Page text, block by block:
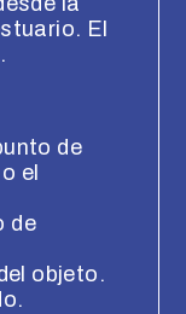
El
de
el
de
objeto.